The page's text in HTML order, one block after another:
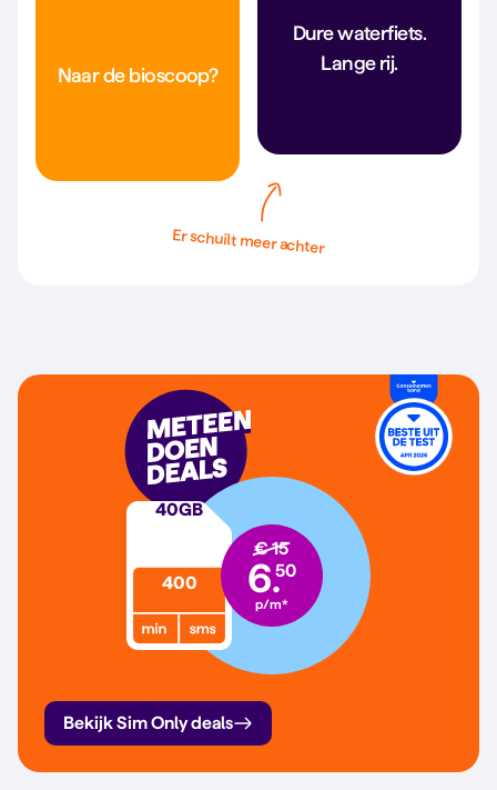
Naar de bioscoop?
Jouw eigen
Dure waterfiets.
Lange rij.
Opblaaseenhoorn.
Er schuilt meer achter
40GB
400
€ 15
6.50
p/m*
Bekijk Sim Only deals